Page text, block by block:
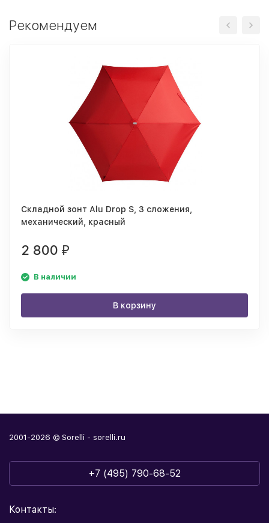
Рекомендуем
Складной зонт Alu Drop S, 3 сложения,
механический, красный
2 800 ₽
В наличии
В корзину
2001-2026 © Sorelli - sorelli.ru
+7 (495) 790-68-52
Контакты: